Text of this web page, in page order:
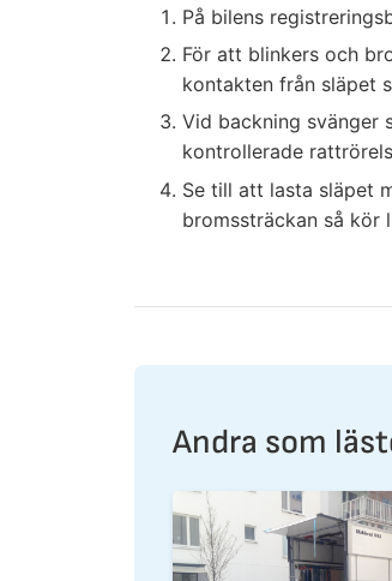
På bilens
För att blinkers och
kontakten från släpet
Vid backning svänger
kontrollerade
Se till att lasta släpet
bromssträckan så kör
Andra som